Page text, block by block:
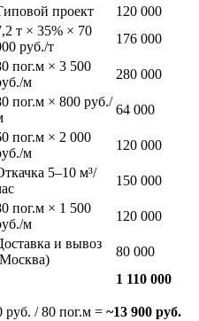
проект
120 000
т × 35% × 70
руб./т
176 000
пог.м × 3 500
м
280 000
пог.м × 800 руб./
64 000
пог.м × 2 000
м
120 000
5–10 м³/
150 000
пог.м × 1 500
м
120 000
и вывоз
80 000
1 110 000
руб. / 80 пог.м = ~13 900 руб.